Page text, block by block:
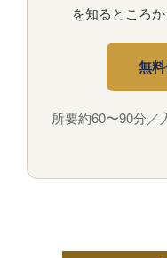
を知るところ
無
所要約60〜90分